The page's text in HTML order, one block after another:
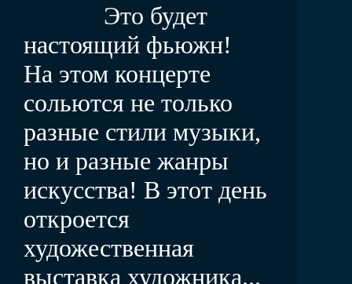
Это будет
настоящий фьюжн!
На этом концерте
сольются не только
разные стили музыки,
но и разные жанры
искусства! В этот день
откроется
художественная
выставка художника...